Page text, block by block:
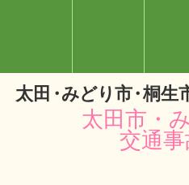
太田・みどり市・桐生
太田市・
交通